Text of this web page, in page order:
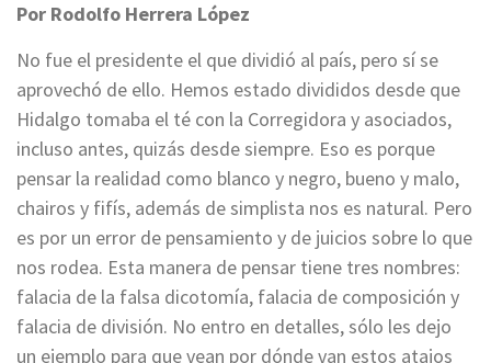
Por Rodolfo Herrera López
No fue el presidente el que dividió al país, pero sí se
aprovechó de ello. Hemos estado divididos desde que
Hidalgo tomaba el té con la Corregidora y asociados,
incluso antes, quizás desde siempre. Eso es porque
pensar la realidad como blanco y negro, bueno y malo,
chairos y fifís, además de simplista nos es natural. Pero
es por un error de pensamiento y de juicios sobre lo que
nos rodea. Esta manera de pensar tiene tres nombres:
falacia de la falsa dicotomía, falacia de composición y
falacia de división. No entro en detalles, sólo les dejo
un ejemplo para que vean por dónde van estos atajos